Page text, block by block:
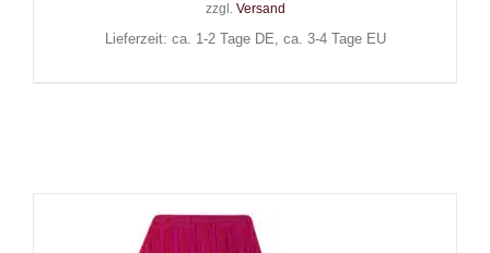
zzgl. Versand
Lieferzeit: ca. 1-2 Tage DE, ca. 3-4 Tage EU